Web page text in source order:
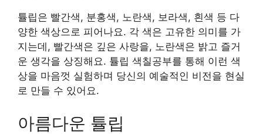
튤립은 빨간색, 분홍색, 노란색, 보라색, 흰색 등 다
양한 색상으로 피어나요. 각 색은 고유한 의미를 가
지는데, 빨간색은 깊은 사랑을, 노란색은 밝고 즐거
운 생각을 상징해요. 튤립 색칠공부를 통해 이런 색
상을 마음껏 실험하며 당신의 예술적인 비전을 현실
로 만들 수 있어요.
아름다운 튤립